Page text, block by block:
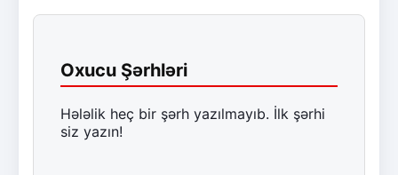
Oxucu Şərhləri
Hələlik heç bir şərh yazılmayıb. İlk şərhi
siz yazın!